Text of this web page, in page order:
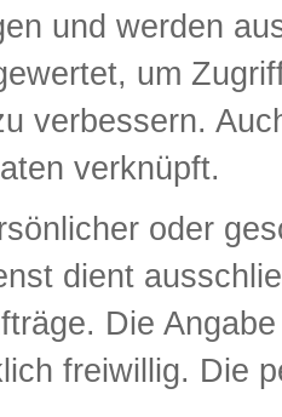
und werden
um
verbessern.
verknüpft.
oder
dient
Die
freiwillig. Die